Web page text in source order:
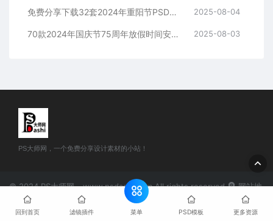
免费分享下载32套2024年重阳节PSD源文件模板可编辑幼儿园小学学校公司企业朋友圈海报宣传PS大师网平面设计师素材打包合集图片 2025-08-04
70款2024年国庆节75周年放假时间安排通知PSD海报模版素材免费分享下载PS大师网公司企业朋友圈节日宣传背景图片分层源文件 2025-08-03
PS大师网，一个免费分享设计素材的小站！
© 2024 PS大师网 - www.psdashi.com All rights reserved
网站地
豫公网安备41110002000302号 豫ICP备2024047263号-1
回到首页 滤镜插件 菜单 PSD模板 更多资源